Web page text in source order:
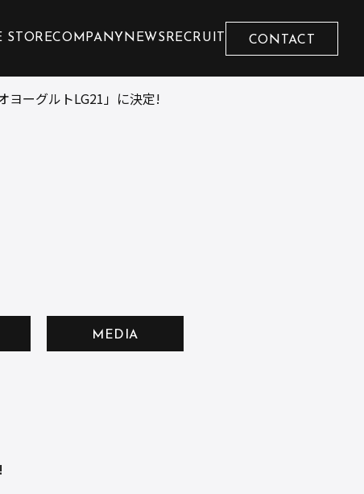
STORECOMPANY NEWS RECRUIT CONTACT
ヨーグルトLG21」に決定!
MEDIA